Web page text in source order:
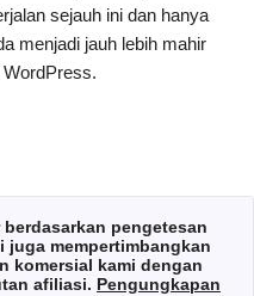
sejauh ini dan hanya
menjadi jauh lebih mahir
pengetesan
mempertimbangkan
komersial kami dengan
afiliasi. Pengungkapan